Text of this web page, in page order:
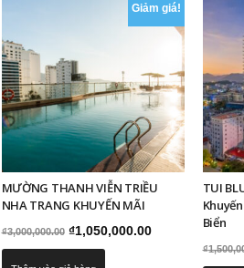
Giảm giá!
MƯỜNG THANH VIỄN TRIỀU
NHA TRANG KHUYẾN MÃI
₫3,000,000.00 Giá
gốc
₫1,050,000.00Giá
TUI
Biển
₫